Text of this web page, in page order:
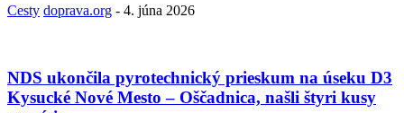
Cesty doprava.org - 4. júna 2026
NDS ukončila pyrotechnický prieskum na úseku D3
Kysucké Nové Mesto – Oščadnica, našli štyri kusy